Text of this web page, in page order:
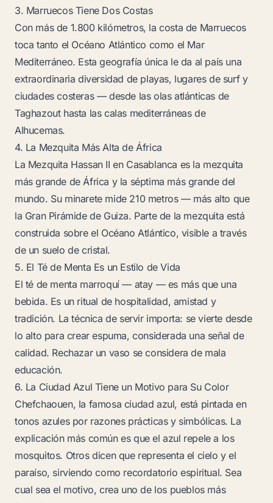
3. Marruecos Tiene Dos Costas
Con más de 1.800 kilómetros, la costa de Marruecos
toca tanto el Océano Atlántico como el Mar
Mediterráneo. Esta geografía única le da al país una
extraordinaria diversidad de playas, lugares de surf y
ciudades costeras — desde las olas atlánticas de
Taghazout hasta las calas mediterráneas de
Alhucemas.
4. La Mezquita Más Alta de África
La Mezquita Hassan II en Casablanca es la mezquita
más grande de África y la séptima más grande del
mundo. Su minarete mide 210 metros — más alto que
la Gran Pirámide de Guiza. Parte de la mezquita está
construida sobre el Océano Atlántico, visible a través
de un suelo de cristal.
5. El Té de Menta Es un Estilo de Vida
El té de menta marroquí — atay — es más que una
bebida. Es un ritual de hospitalidad, amistad y
tradición. La técnica de servir importa: se vierte desde
lo alto para crear espuma, considerada una señal de
calidad. Rechazar un vaso se considera de mala
educación.
6. La Ciudad Azul Tiene un Motivo para Su Color
Chefchaouen, la famosa ciudad azul, está pintada en
tonos azules por razones prácticas y simbólicas. La
explicación más común es que el azul repele a los
mosquitos. Otros dicen que representa el cielo y el
paraíso, sirviendo como recordatorio espiritual. Sea
cual sea el motivo, crea uno de los pueblos más